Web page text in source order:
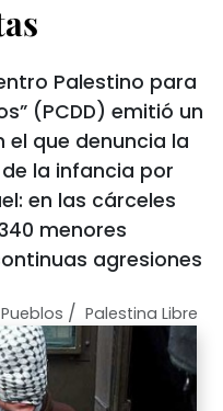
Palestino para
(PCDD) emitió un
que denuncia la
la infancia por
en las cárceles
menores
agresiones
Pueblos / Palestina Libre